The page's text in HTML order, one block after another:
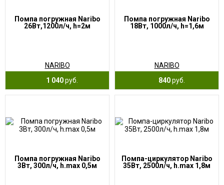
Помпа погружная Naribo
26Вт,1200л/ч, h=2м
NARIBO
1 040руб.
Помпа погружная Naribo
18Вт, 1000л/ч, h=1,6м
NARIBO
840руб.
Помпа погружная Naribo
3Вт, 300л/ч, h.max 0,5м
Помпа-циркулятор Naribo
35Вт, 2500л/ч, h.max 1,8м